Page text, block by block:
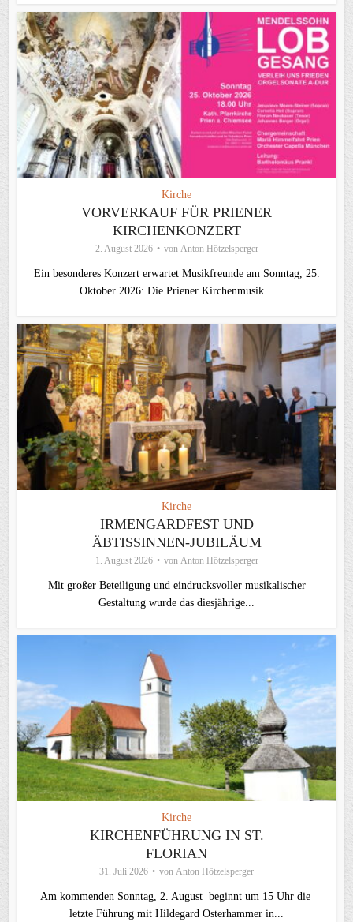
Kirche
VORVERKAUF FÜR PRIENER
KIRCHENKONZERT
2. August 2026 von Anton Hötzelsperger
Ein besonderes Konzert erwartet Musikfreunde am Sonntag, 25.
Oktober 2026: Die Priener Kirchenmusik...
Kirche
IRMENGARDFEST UND
ÄBTISSINNEN-JUBILÄUM
1. August 2026 von Anton Hötzelsperger
Mit großer Beteiligung und eindrucksvoller musikalischer
Gestaltung wurde das diesjährige...
Kirche
KIRCHENFÜHRUNG IN ST.
FLORIAN
31. Juli 2026 von Anton Hötzelsperger
Am kommenden Sonntag, 2. August beginnt um 15 Uhr die
letzte Führung mit Hildegard Osterhammer in...